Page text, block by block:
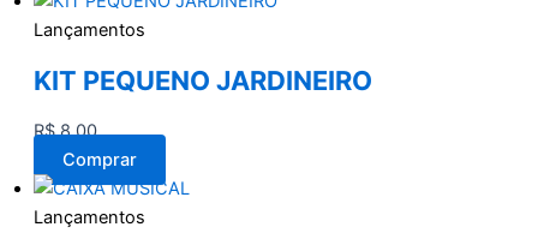
Lançamentos
KIT PEQUENO JARDINEIRO
R$8,00
Comprar
Lançamentos